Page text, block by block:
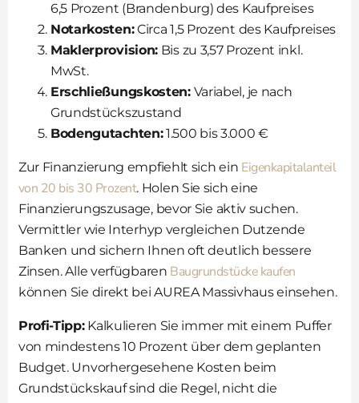
6,5 Prozent (Brandenburg) des Kaufpreises
Notarkosten:Circa 1,5 Prozent des Kaufpreises
Maklerprovision: Bis zu 3,57 Prozent inkl.
MwSt.
Erschließungskosten:Variabel, je nach
Grundstückszustand
Bodengutachten:1.500 bis 3.000 €
Zur Finanzierung empfiehlt sich ein Eigenkapitalanteil
von 20 bis 30 Prozent. Holen Sie sich eine
Finanzierungszusage, bevor Sie aktiv suchen.
Vermittler wie Interhyp vergleichen Dutzende
Banken und sichern Ihnen oft deutlich bessere
Zinsen. Alle verfügbaren Baugrundstücke kaufen
können Sie direkt bei AUREA Massivhaus einsehen.
Profi-Tipp:Kalkulieren Sie immer mit einem Puffer
von mindestens 10 Prozent über dem geplanten
Budget. Unvorhergesehene Kosten beim
Grundstückskauf sind die Regel, nicht die